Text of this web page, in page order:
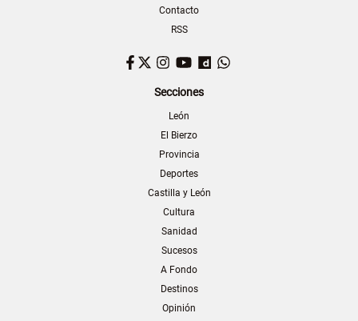
Contacto
RSS
Facebook
TwitterInstagram
YouTubeDailymotion
Secciones
León
El Bierzo
Provincia
Deportes
Castilla y León
Cultura
Sanidad
Sucesos
A Fondo
Destinos
Opinión